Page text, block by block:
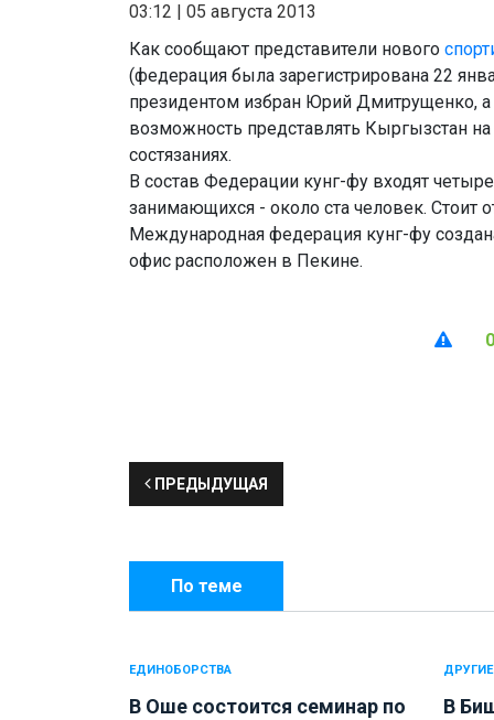
03:12
05 августа 2013
Как сообщают представители нового
(федерация была зарегистрирована 22
президентом избран Юрий Дмитрущенко, а
возможность представлять Кыргызстан
состязаниях.
В состав Федерации кунг-фу входят
занимающихся - около ста человек. Стоит
Международная федерация кунг-фу
офис расположен в Пекине.
0
ПРЕДЫДУЩАЯ
По теме
ЕДИНОБОРСТВА
В Оше состоится семинар по
В